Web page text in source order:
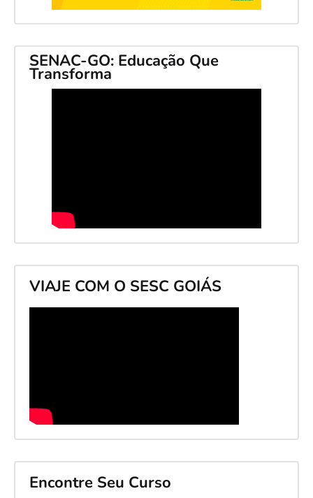
SENAC-GO: Educação Que
Transforma
VIAJE COM O SESC GOIÁS
Encontre Seu Curso